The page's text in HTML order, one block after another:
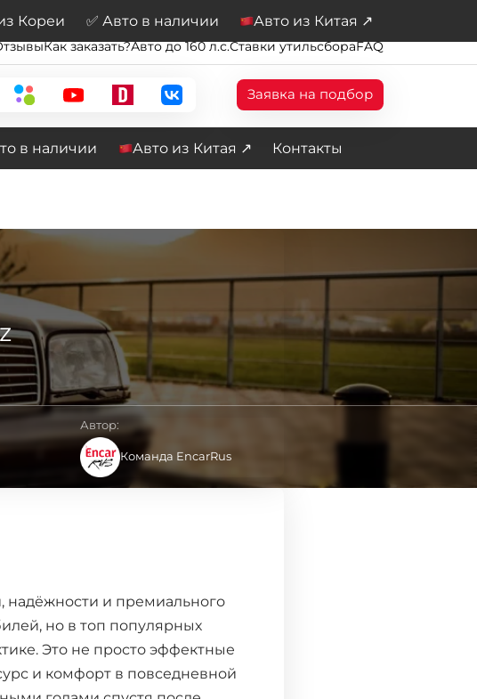
Как заказать?Авто до 160 л.с.Ставки утильсбораFAQ
Заявка на подбор
в наличии Авто из Китая ↗ Контакты
Кореи ✅ Авто в наличии Авто из Китая ↗
Автор:
Команда EncarRus
надёжности и премиального
но в топ популярных
Это не просто эффектные
и комфорт в повседневной